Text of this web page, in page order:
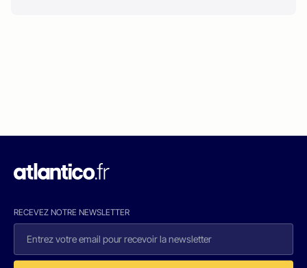
RECEVEZ NOTRE NEWSLETTER